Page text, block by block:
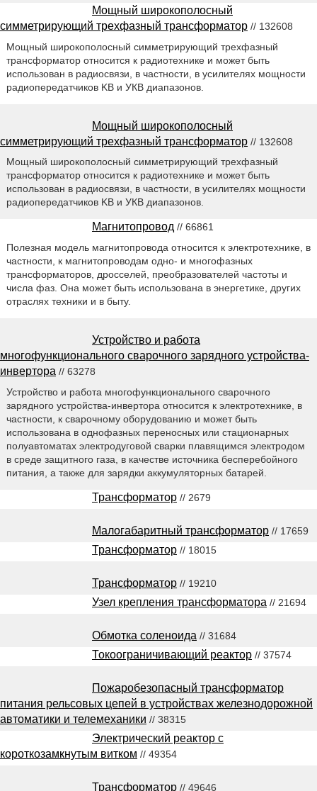
Мощный широкополосный
симметрирующий трехфазный трансформатор // 132608
Мощный широкополосный симметрирующий трехфазный
трансформатор относится к радиотехнике и может быть
использован в радиосвязи, в частности, в усилителях мощности
радиопередатчиков KB и УКВ диапазонов.
Мощный широкополосный
симметрирующий трехфазный трансформатор // 132608
Мощный широкополосный симметрирующий трехфазный
трансформатор относится к радиотехнике и может быть
использован в радиосвязи, в частности, в усилителях мощности
радиопередатчиков KB и УКВ диапазонов.
Магнитопровод // 66861
Полезная модель магнитопровода относится к электротехнике, в
частности, к магнитопроводам одно- и многофазных
трансформаторов, дросселей, преобразователей частоты и
числа фаз. Она может быть использована в энергетике, других
отраслях техники и в быту.
Устройство и работа
многофункционального сварочного зарядного устройства-
инвертора // 63278
Устройство и работа многофункционального сварочного
зарядного устройства-инвертора относится к электротехнике, в
частности, к сварочному оборудованию и может быть
использована в однофазных переносных или стационарных
полуавтоматах электродуговой сварки плавящимся электродом
в среде защитного газа, в качестве источника бесперебойного
питания, а также для зарядки аккумуляторных батарей.
Трансформатор // 2679
Малогабаритный трансформатор // 17659
Трансформатор // 18015
Трансформатор // 19210
Узел крепления трансформатора // 21694
Обмотка соленоида // 31684
Токоограничивающий реактор // 37574
Пожаробезопасный трансформатор
питания рельсовых цепей в устройствах железнодорожной
автоматики и телемеханики // 38315
Электрический реактор с
короткозамкнутым витком // 49354
Трансформатор // 49646